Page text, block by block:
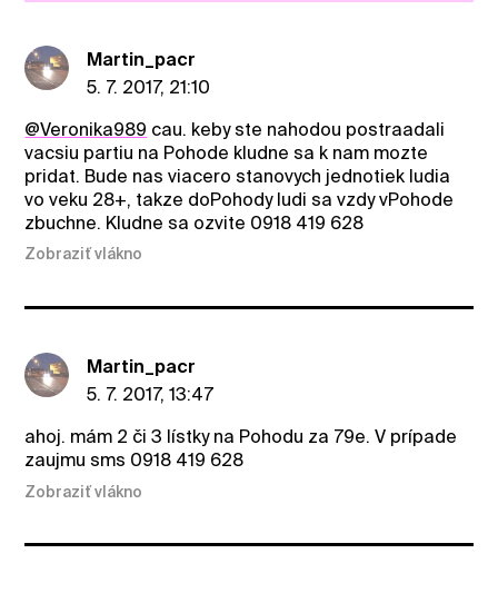
Martin_pacr
5. 7. 2017, 21:10
@Veronika989 cau. keby ste nahodou postraadali
vacsiu partiu na Pohode kludne sa k nam mozte
pridat. Bude nas viacero stanovych jednotiek ludia
vo veku 28+, takze doPohody ludi sa vzdy vPohode
zbuchne. Kludne sa ozvite 0918 419 628
Zobraziť vlákno
Martin_pacr
5. 7. 2017, 13:47
ahoj. mám 2 či 3 lístky na Pohodu za 79e. V prípade
zaujmu sms 0918 419 628
Zobraziť vlákno